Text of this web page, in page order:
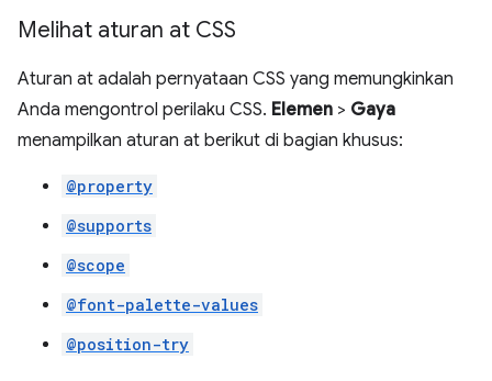
Melihat aturan at CSS
Aturan at adalah pernyataan CSS yang memungkinkan
Anda mengontrol perilaku CSS. Elemen > Gaya
menampilkan aturan at berikut di bagian khusus:
@property
@supports
@scope
@font-palette-values
@position-try